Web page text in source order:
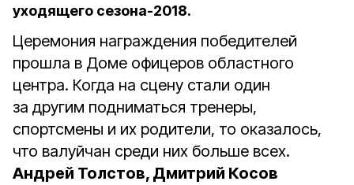
уходящего сезона-2018.
Церемония награждения победителей
прошла в Доме офицеров областного
центра. Когда на сцену стали один
за другим подниматься тренеры,
спортсмены и их родители, то оказалось,
что валуйчан среди них больше всех.
Андрей Толстов, Дмитрий Косов